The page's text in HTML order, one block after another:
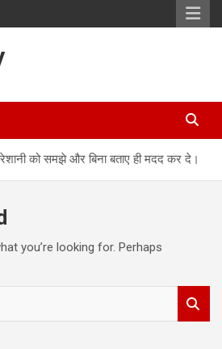
को समझे और बिना बताए ही मदद कर दे।
you’re looking for. Perhaps